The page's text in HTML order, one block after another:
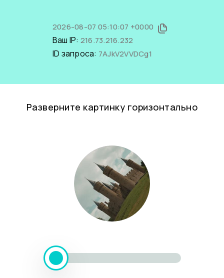
2026-08-07 05:10:07 +0000
Ваш IP: 216.73.216.232
ID запроса: 7AJkV2VVDCg1
Разверните картинку горизонтально